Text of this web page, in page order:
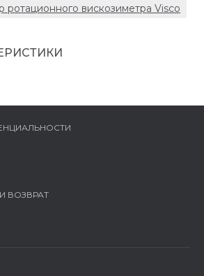
ротационного вискозиметра Visco
ВОЗВРАТ